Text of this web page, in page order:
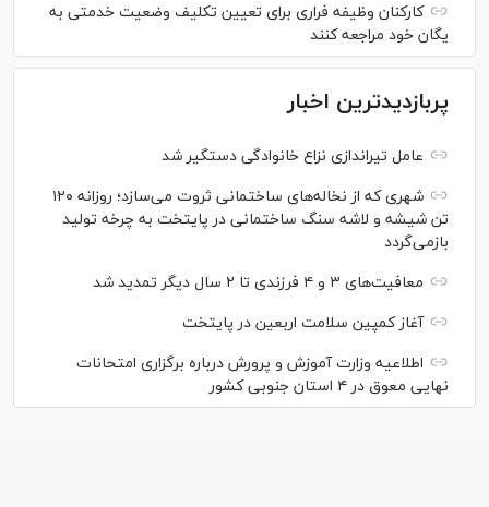
کارکنان وظیفه فراری برای تعیین تکلیف وضعیت خدمتی به
یگان خود مراجعه کنند
پربازدیدترین اخبار
عامل تیراندازی نزاع خانوادگی دستگیر شد
شهری که از نخاله‌های ساختمانی ثروت می‌سازد؛ روزانه ۱۲۰
تن شیشه و لاشه سنگ ساختمانی در پایتخت به چرخه تولید
بازمی‌گردد
معافیت‌های ۳ و ۴ فرزندی تا ۲ سال دیگر تمدید شد
آغاز کمپین سلامت اربعین در پایتخت
اطلاعیه وزارت آموزش و پرورش درباره برگزاری امتحانات
نهایی معوق در ۴ استان جنوبی کشور